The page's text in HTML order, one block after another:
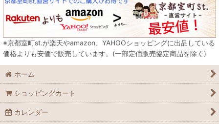
※京都室町st.が楽天やamazon、YAHOOショッピングに出品している
価格よりも安価で販売しています。(一部定価販売協定商品を除く)
ホーム
ショッピングカート
カレンダー